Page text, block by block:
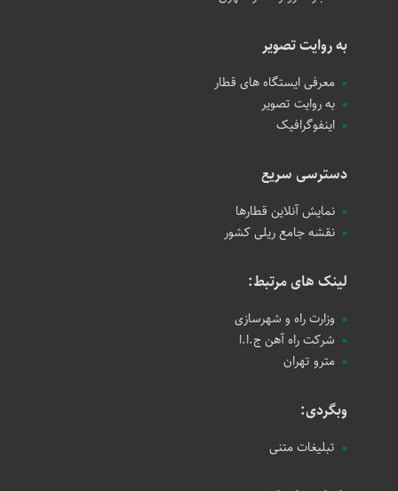
به روایت تصویر
معرفی ایستگاه های قطار
به روایت تصویر
اینفوگرافیک
دسترسی سریع
نمایش آنلاین قطارها
نقشه جامع ریلی کشور
لینک های مرتبط:
وزارت راه و شهرسازی
شرکت راه آهن ج.ا.ا
مترو تهران
وبگردی:
تبلیغات متنی